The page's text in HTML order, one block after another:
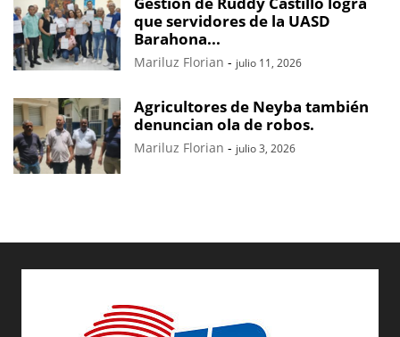
que servidores de la UASD
Barahona...
Mariluz Florian - julio 11, 2026
Agricultores de Neyba también
denuncian ola de robos.
Mariluz Florian - julio 3, 2026